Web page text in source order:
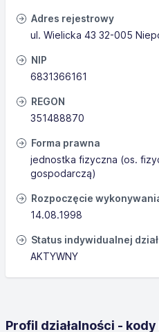
Adres rejestrowy
ul. Wielicka 43 32-005
NIP
6831366161
REGON
351488870
Forma prawna
jednostka fizyczna (os.
gospodarczą)
Rozpoczęcie
14.08.1998
Status indywidualnej
AKTYWNY
Profil działalności - kody